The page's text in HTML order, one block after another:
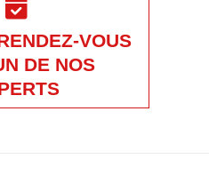
VOUS
DE NOS